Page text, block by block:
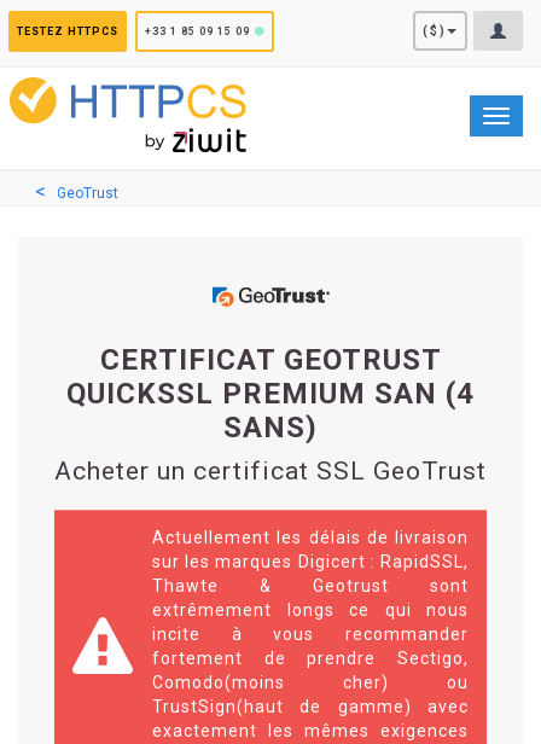
TESTEZ HTTPCS +33 1 85 09 15 09 ($)
GeoTrust
CERTIFICAT GEOTRUST
QUICKSSL PREMIUM SAN (4
SANS)
Acheter un certificat SSL GeoTrust
Actuellement les délais de livraison
sur les marques Digicert : RapidSSL,
Thawte & Geotrust sont
extrêmement longs ce qui nous
incite à vous recommander
fortement de prendre Sectigo,
Comodo(moins cher) ou
TrustSign(haut de gamme) avec
exactement les mêmes exigences
Panneau de gestion des cookies